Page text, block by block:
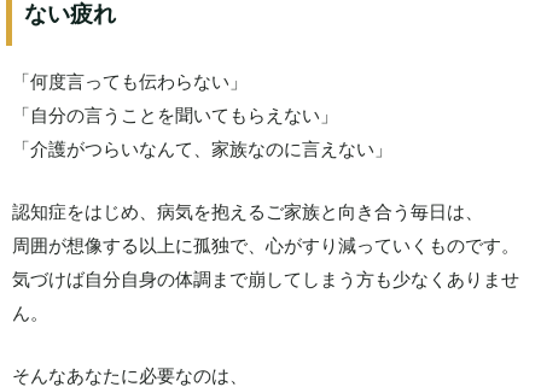
ない疲れ
「何度言っても伝わらない」
「自分の言うことを聞いてもらえない」
「介護がつらいなんて、家族なのに言えない」
認知症をはじめ、病気を抱えるご家族と向き合う毎日は、
周囲が想像する以上に孤独で、心がすり減っていくものです。
気づけば自分自身の体調まで崩してしまう方も少なくありませ
ん。
そんなあなたに必要なのは、